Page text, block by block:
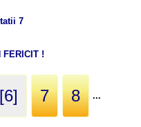
7
FERICIT !
[6] 7 8 ...